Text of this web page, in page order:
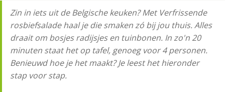
Zin in iets uit de Belgische keuken? Met Verfrissende
rosbiefsalade haal je die smaken zó bij jou thuis. Alles
draait om bosjes radijsjes en tuinbonen. In zo'n 20
minuten staat het op tafel, genoeg voor 4 personen.
Benieuwd hoe je het maakt? Je leest het hieronder
stap voor stap.